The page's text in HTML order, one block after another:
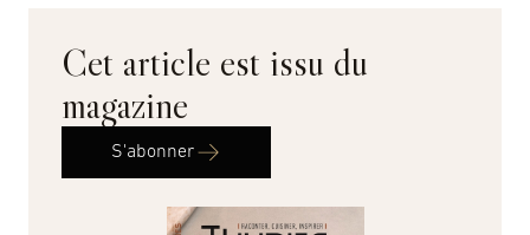
Cet article est issu du
magazine
S'abonner